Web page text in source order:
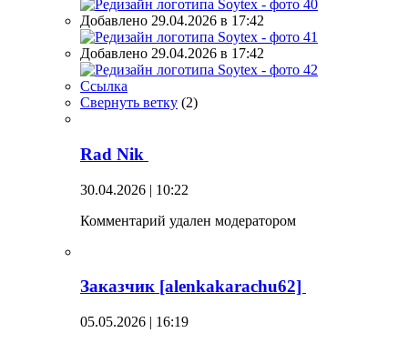
Добавлено 29.04.2026 в 17:42
Добавлено 29.04.2026 в 17:42
Ссылка
Свернуть ветку (2)
Rad Nik
30.04.2026 | 10:22
Комментарий удален модератором
Заказчик [alenkakarachu62]
05.05.2026 | 16:19